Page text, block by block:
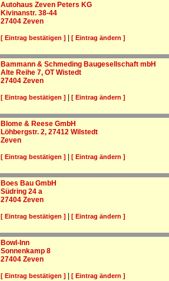
Autohaus Zeven Peters KG
Kivinanstr. 38-44
27404 Zeven
[ Eintrag bestätigen ] |[ Eintrag ändern ]
Bammann & Schmeding Baugesellschaft mbH
Alte Reihe 7, OT Wistedt
27404 Zeven
[ Eintrag bestätigen ] |[ Eintrag ändern ]
Blome & Reese GmbH
Löhbergstr. 2, 27412 Wilstedt
Zeven
[ Eintrag bestätigen ] |[ Eintrag ändern ]
Boes Bau GmbH
Südring 24 a
27404 Zeven
[ Eintrag bestätigen ] |[ Eintrag ändern ]
Bowl-Inn
Sonnenkamp 8
27404 Zeven
[ Eintrag bestätigen ] |[ Eintrag ändern ]